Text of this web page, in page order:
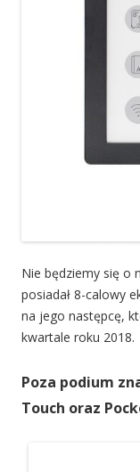
Nie będziemy się o
posiadał 8-calowy
na jego następcę,
kwartale roku 2018.
Poza podium
Touch oraz